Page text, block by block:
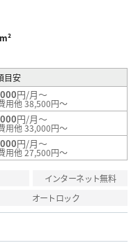
目安
円/月～
用他 38,500円～
円/月～
用他 33,000円～
円/月～
用他 27,500円～
インターネット無料
オートロック